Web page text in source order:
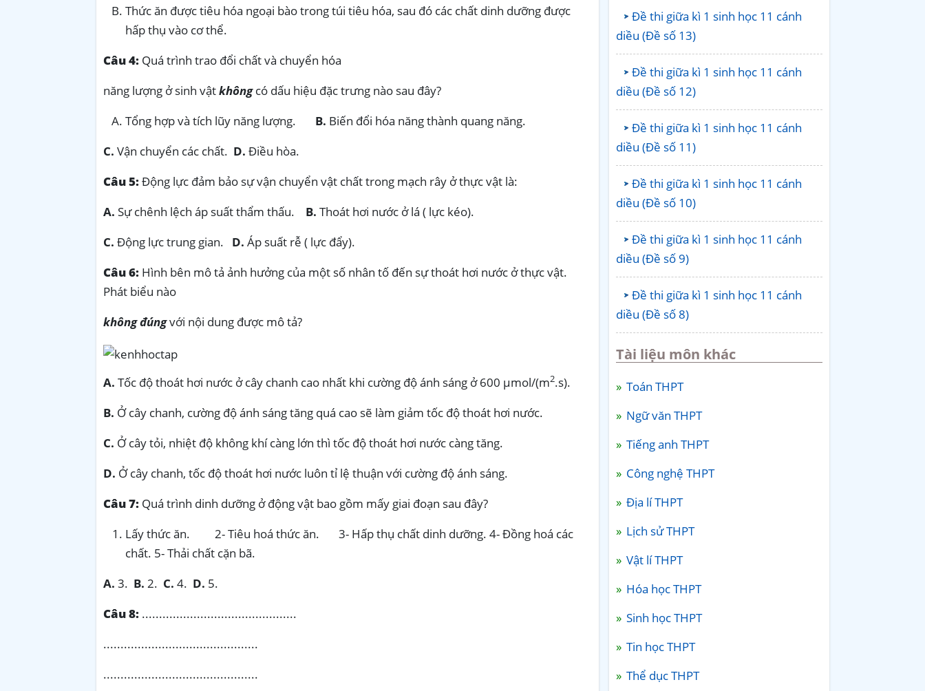
Thức ăn được tiêu hóa ngoại bào trong túi tiêu hóa, sau đó các chất dinh dưỡng được
hấp thụ vào cơ thể.
Câu 4: Quá trình trao đổi chất và chuyển hóa
năng lượng ở sinh vậtkhôngcó dấu hiệu đặc trưng nào sau đây?
Tổng hợp và tích lũy năng lượng. B. Biến đổi hóa năng thành quang năng.
C. Vận chuyển các chất. D. Điều hòa.
Câu 5:Động lực đảm bảo sự vận chuyển vật chất trong mạch rây ở thực vật là:
A. Sự chênh lệch áp suất thẩm thấu. B. Thoát hơi nước ở lá ( lực kéo).
C. Động lực trung gian. D. Áp suất rễ ( lực đẩy).
Câu 6: Hình bên mô tả ảnh hưởng của một số nhân tố đến sự thoát hơi nước ở thực vật.
Phát biểu nào
không đúngvới nội dung được mô tả?
A. Tốc độ thoát hơi nước ở cây chanh cao nhất khi cường độ ánh sáng ở 600 µmol/(m2.s).
B. Ở cây chanh, cường độ ánh sáng tăng quá cao sẽ làm giảm tốc độ thoát hơi nước.
C. Ở cây tỏi, nhiệt độ không khí càng lớn thì tốc độ thoát hơi nước càng tăng.
D. Ở cây chanh, tốc độ thoát hơi nước luôn tỉ lệ thuận với cường độ ánh sáng.
Câu 7: Quá trình dinh dưỡng ở động vật bao gồm mấy giai đoạn sau đây?
Lấy thức ăn. 2- Tiêu hoá thức ăn. 3- Hấp thụ chất dinh dưỡng. 4- Đồng hoá các
chất. 5- Thải chất cặn bã.
A. 3. B. 2. C. 4. D. 5.
Câu 8: .............................................
.............................................
.............................................
Đề thi giữa kì 1 sinh học 11 cánh
diều (Đề số 13)
Đề thi giữa kì 1 sinh học 11 cánh
diều (Đề số 12)
Đề thi giữa kì 1 sinh học 11 cánh
diều (Đề số 11)
Đề thi giữa kì 1 sinh học 11 cánh
diều (Đề số 10)
Đề thi giữa kì 1 sinh học 11 cánh
diều (Đề số 9)
Đề thi giữa kì 1 sinh học 11 cánh
diều (Đề số 8)
Tài liệu môn khác
Toán THPT
Ngữ văn THPT
Tiếng anh THPT
Công nghệ THPT
Địa lí THPT
Lịch sử THPT
Vật lí THPT
Hóa học THPT
Sinh học THPT
Tin học THPT
Thể dục THPT